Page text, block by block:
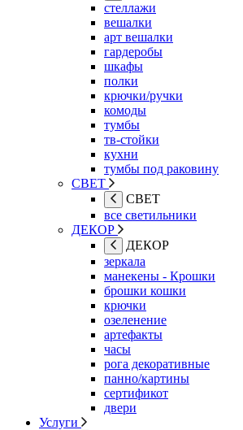
стеллажи
вешалки
арт вешалки
гардеробы
шкафы
полки
крючки/ручки
комоды
тумбы
тв-стойки
кухни
тумбы под раковину
СВЕТ
СВЕТ
все светильники
ДЕКОР
ДЕКОР
зеркала
манекены - Крошки
брошки кошки
крючки
озеленение
артефакты
часы
рога декоративные
панно/картины
сертификот
двери
Услуги